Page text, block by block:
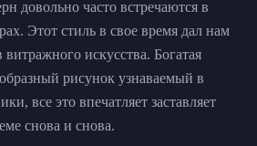
довольно часто встречаются в
Этот стиль в свое время дал нам
искусства. Богатая
рисунок узнаваемый в
все это впечатляет заставляет
снова и снова.